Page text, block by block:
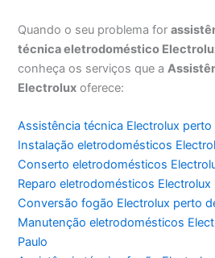
Quando o seu problema for
técnica eletrodoméstico
conheça os serviços que a
Electrolux oferece:
Assistência técnica Electrolux perto
Instalação eletrodomésticos
Conserto eletrodomésticos
Reparo eletrodomésticos Electrolux
Conversão fogão Electrolux perto
Manutenção eletrodomésticos
Paulo